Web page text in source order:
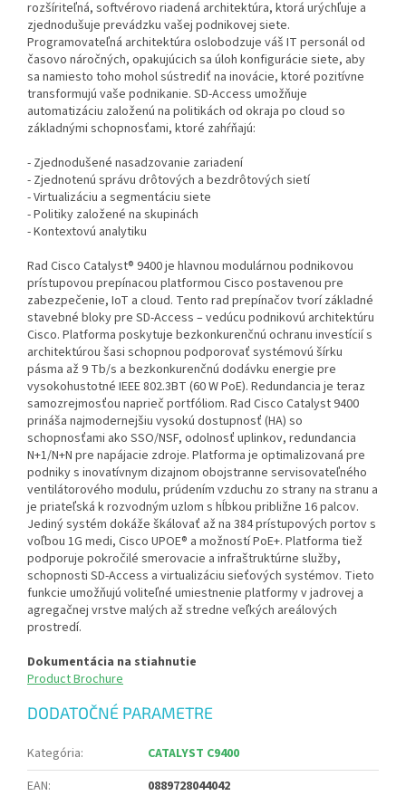
rozšíriteľná, softvérovo riadená architektúra, ktorá urýchľuje a
zjednodušuje prevádzku vašej podnikovej siete.
Programovateľná architektúra oslobodzuje váš IT personál od
časovo náročných, opakujúcich sa úloh konfigurácie siete, aby
sa namiesto toho mohol sústrediť na inovácie, ktoré pozitívne
transformujú vaše podnikanie. SD-Access umožňuje
automatizáciu založenú na politikách od okraja po cloud so
základnými schopnosťami, ktoré zahŕňajú:
- Zjednodušené nasadzovanie zariadení
- Zjednotenú správu drôtových a bezdrôtových sietí
- Virtualizáciu a segmentáciu siete
- Politiky založené na skupinách
- Kontextovú analytiku
Rad Cisco Catalyst® 9400 je hlavnou modulárnou podnikovou
prístupovou prepínacou platformou Cisco postavenou pre
zabezpečenie, IoT a cloud. Tento rad prepínačov tvorí základné
stavebné bloky pre SD-Access – vedúcu podnikovú architektúru
Cisco. Platforma poskytuje bezkonkurenčnú ochranu investícií s
architektúrou šasi schopnou podporovať systémovú šírku
pásma až 9 Tb/s a bezkonkurenčnú dodávku energie pre
vysokohustotné IEEE 802.3BT (60 W PoE). Redundancia je teraz
samozrejmosťou naprieč portfóliom. Rad Cisco Catalyst 9400
prináša najmodernejšiu vysokú dostupnosť (HA) so
schopnosťami ako SSO/NSF, odolnosť uplinkov, redundancia
N+1/N+N pre napájacie zdroje. Platforma je optimalizovaná pre
podniky s inovatívnym dizajnom obojstranne servisovateľného
ventilátorového modulu, prúdením vzduchu zo strany na stranu a
je priateľská k rozvodným uzlom s hĺbkou približne 16 palcov.
Jediný systém dokáže škálovať až na 384 prístupových portov s
voľbou 1G medi, Cisco UPOE® a možností PoE+. Platforma tiež
podporuje pokročilé smerovacie a infraštruktúrne služby,
schopnosti SD-Access a virtualizáciu sieťových systémov. Tieto
funkcie umožňujú voliteľné umiestnenie platformy v jadrovej a
agregačnej vrstve malých až stredne veľkých areálových
prostredí.
Dokumentácia na stiahnutie
Product Brochure
DODATOČNÉ PARAMETRE
Kategória:
CATALYST C9400
EAN: 0889728044042